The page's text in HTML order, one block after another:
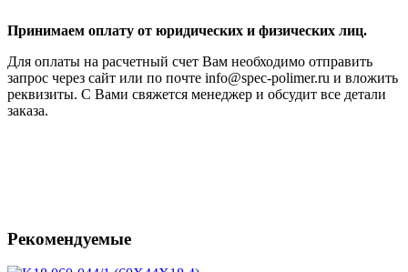
Принимаем оплату от юридических и физических лиц.
Для оплаты на расчетный счет Вам необходимо отправить
запрос через сайт или по почте info@spec-polimer.ru и вложить
реквизиты. С Вами свяжется менеджер и обсудит все детали
заказа.
Рекомендуемые